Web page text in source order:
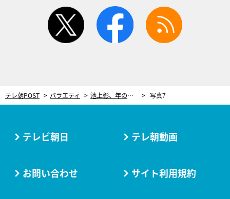
twitter facebook
テレ朝POST バラエティ 池上彰、年の差55歳“博士ちゃん”の博識ぶりにびっくり！「私よりはるかに知識がある」 写真7
テレビ朝日 テレ朝動画
お問い合わせ サイト利用規約